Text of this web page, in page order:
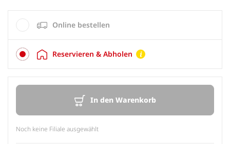
Online bestellen
Reservieren & Abholen
In den Warenkorb
Noch keine Filiale ausgewählt